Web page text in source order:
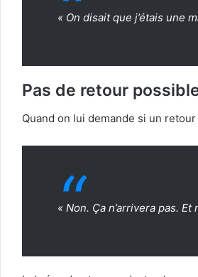
« On disait que j’étais une
Pas de retour
Quand on lui demande si un
« Non. Ça n’arrivera pas.